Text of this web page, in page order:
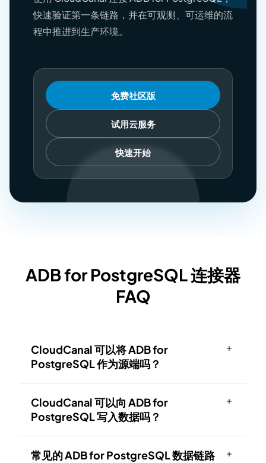
快速验证第一条链路，并在可观测、可运维的流
程中推进到生产环境。
免费社区版
试用云服务
快速开始
ADB for PostgreSQL 连接器
FAQ
CloudCanal 可以将 ADB for
PostgreSQL 作为源端吗？
CloudCanal 可以向 ADB for
PostgreSQL 写入数据吗？
常见的 ADB for PostgreSQL 数据链路